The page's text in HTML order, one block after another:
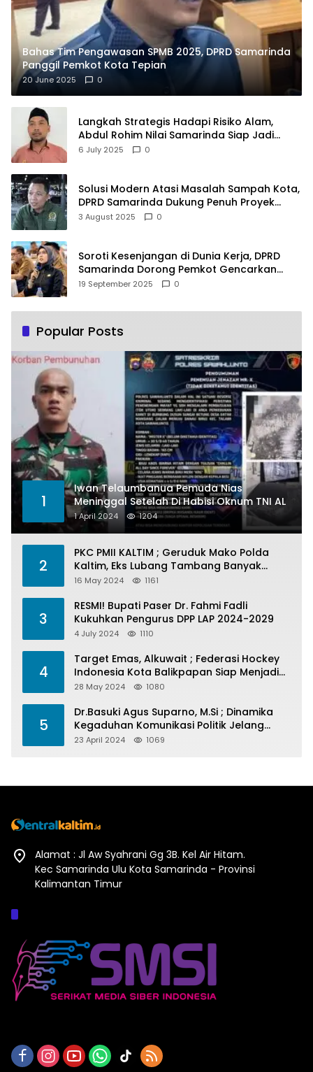
Bahas Tim Pengawasan SPMB 2025, DPRD Samarinda
Panggil Pemkot Kota Tepian
20 June 2025 0
Langkah Strategis Hadapi Risiko Alam,
Abdul Rohim Nilai Samarinda Siap Jadi
Pusat Logistik Bencana Kalimantan
6 July 2025 0
Solusi Modern Atasi Masalah Sampah Kota,
DPRD Samarinda Dukung Penuh Proyek
PLTSA
3 August 2025 0
Soroti Kesenjangan di Dunia Kerja, DPRD
Samarinda Dorong Pemkot Gencarkan
Pemberdayaan Perempuan
19 September 2025 0
Popular Posts
1
Iwan Telaumbanua Pemuda Nias
Meninggal Setelah Di Habisi Oknum TNI AL
1 April 2024 1204
2
PKC PMII KALTIM ; Geruduk Mako Polda
Kaltim, Eks Lubang Tambang Banyak
Menelan Korban
16 May 2024 1161
3
RESMI! Bupati Paser Dr. Fahmi Fadli
Kukuhkan Pengurus DPP LAP 2024-2029
4 July 2024 1110
4
Target Emas, Alkuwait ; Federasi Hockey
Indonesia Kota Balikpapan Siap Menjadi
Barometer Prestasi Di Kaltim
28 May 2024 1080
5
Dr.Basuki Agus Suparno, M.Si ; Dinamika
Kegaduhan Komunikasi Politik Jelang
Pesta Politik 2024
23 April 2024 1069
Alamat : Jl Aw Syahrani Gg 3B. Kel Air Hitam.
Kec Samarinda Ulu Kota Samarinda - Provinsi
Kalimantan Timur